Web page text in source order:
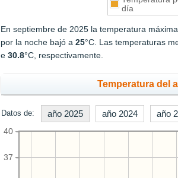
día
En septiembre de 2025 la temperatura
por la noche bajó a25°C. Las temperaturas
e30.8°C, respectivamente.
Temperatura del
Datos de: año 2025 año 2024 año
37
40